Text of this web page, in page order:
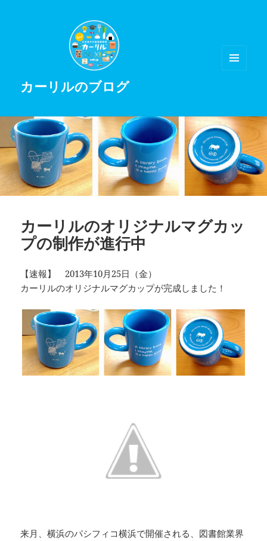
カーリルのブログ
カーリルのオリジナルマグカッ
プの制作が進行中
【速報】 2013年10月25日（金）
カーリルのオリジナルマグカップが完成しました！
来月、横浜のパシフィコ横浜で開催される、図書館業界